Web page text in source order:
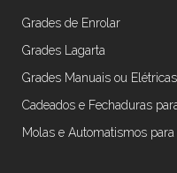
Grades de Enrolar
Grades Lagarta
Grades Manuais ou Elétricas
Cadeados e Fechaduras
Molas e Automatismos para